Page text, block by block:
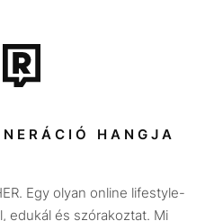
Tudomány
Sport
Utazás
HANGJA
Egy olyan online lifestyle-
edukál és szórakoztat. Mi